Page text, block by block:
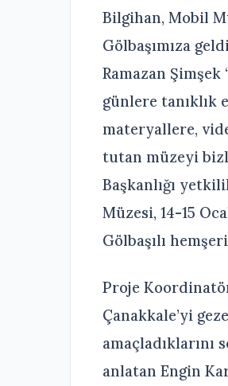
Bilgihan, Mobil
Gölbaşımıza
Ramazan
günlere tanıklık
materyallere,
tutan müzeyi
Başkanlığı
Müzesi, 14-15
Gölbaşılı
Proje
Çanakkale’yi
anlatan Engin